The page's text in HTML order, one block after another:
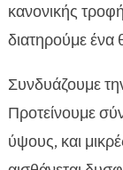
κανονικής
διατηρούμε ένα
Συνδυάζουμε
Προτείνουμε
ύψους, και